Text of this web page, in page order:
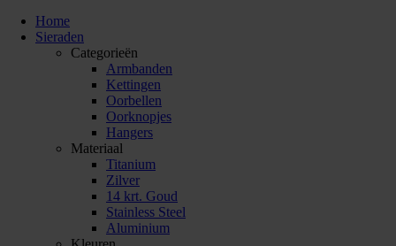
Home
Sieraden
Categorieën
Armbanden
Kettingen
Oorbellen
Oorknopjes
Hangers
Materiaal
Titanium
Zilver
14 krt. Goud
Stainless Steel
Aluminium